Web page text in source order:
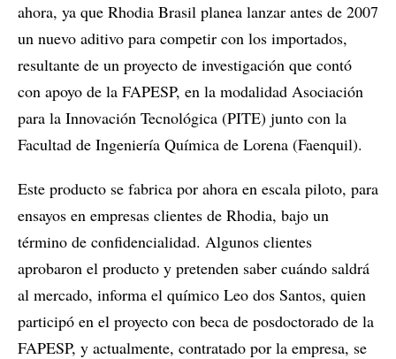
ahora, ya que Rhodia Brasil planea lanzar antes de 2007
un nuevo aditivo para competir con los importados,
resultante de un proyecto de investigación que contó
con apoyo de la FAPESP, en la modalidad Asociación
para la Innovación Tecnológica (PITE) junto con la
Facultad de Ingeniería Química de Lorena (Faenquil).
Este producto se fabrica por ahora en escala piloto, para
ensayos en empresas clientes de Rhodia, bajo un
término de confidencialidad. Algunos clientes
aprobaron el producto y pretenden saber cuándo saldrá
al mercado, informa el químico Leo dos Santos, quien
participó en el proyecto con beca de posdoctorado de la
FAPESP, y actualmente, contratado por la empresa, se